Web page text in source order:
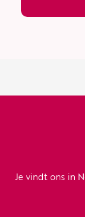
Je vindt ons in